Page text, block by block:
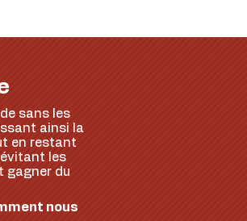
sans les
ainsi la
en restant
les
gagner du
nous